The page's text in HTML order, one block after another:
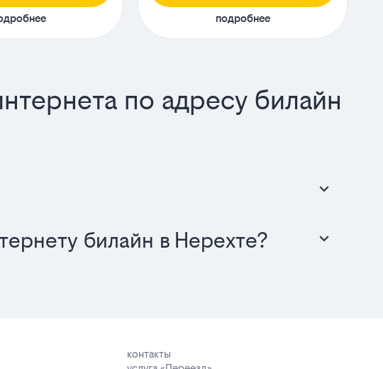
подробнее
по адресу билайн
билайн в Нерехте?
контакты